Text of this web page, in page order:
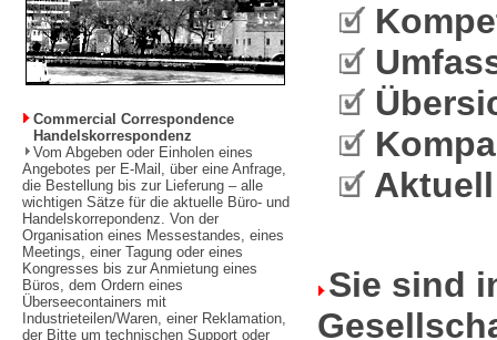
Commercial Correspondence
Handelskorrespondenz
Vom Abgeben oder Einholen eines
Angebotes per E-Mail, über eine Anfrage,
die Bestellung bis zur Lieferung – alle
wichtigen Sätze für die aktuelle Büro- und
Handelskorrepondenz. Von der
Organisation eines Messestandes, eines
Meetings, einer Tagung oder eines
Kongresses bis zur Anmietung eines
Büros, dem Ordern eines
Überseecontainers mit
Industrieteilen/Waren, einer Reklamation,
der Bitte um technischen Support oder
Sie sind